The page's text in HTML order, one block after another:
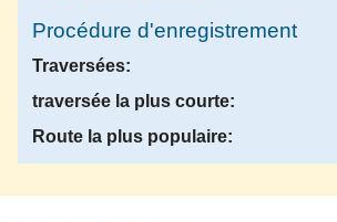
Procédure d'enregistrement
Traversées:
traversée la plus courte:
Route la plus populaire: